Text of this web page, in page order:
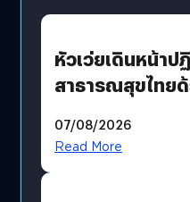
หัวเว่ยเดินหน้าป
สาธารณสุขไทย
AI เพื่อการแพทย์
07/08/2026
Read More